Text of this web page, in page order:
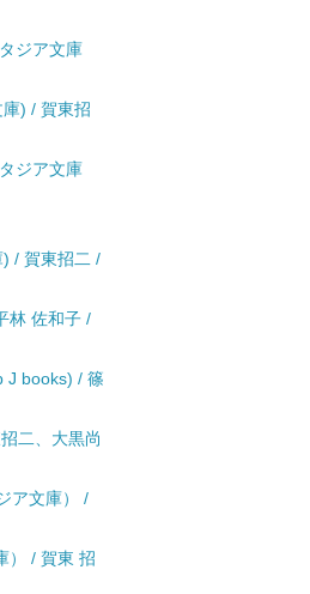
ジア文庫
) / 賀東招
ジア文庫
/ 賀東招二 /
林 佐和子 /
J books) / 篠
二、大黒尚
ア文庫） /
） / 賀東 招